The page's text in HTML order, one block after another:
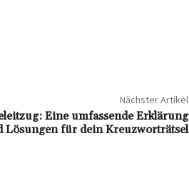
Nächster Artikel
Eine umfassende Erklärung
Lösungen für dein Kreuzworträtsel